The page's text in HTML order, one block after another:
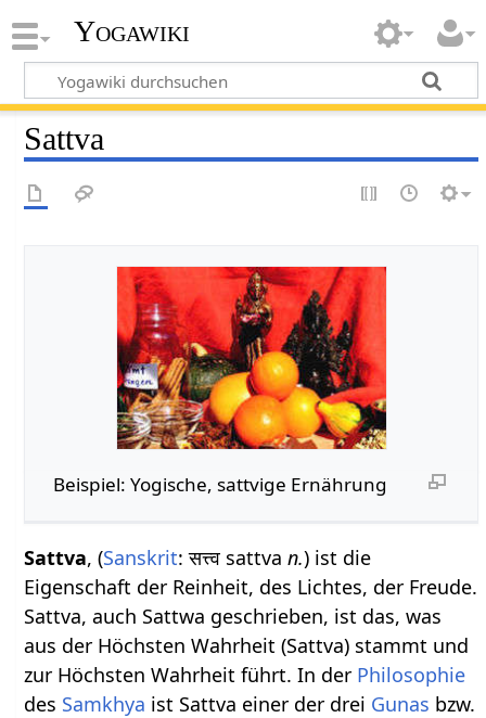
Yogawiki
Sattva
Beispiel: Yogische, sattvige Ernährung
Sattva, (Sanskrit: सत्त्व sattvan.) ist die
Eigenschaft der Reinheit, des Lichtes, der Freude.
Sattva, auch Sattwa geschrieben, ist das, was
aus der Höchsten Wahrheit (Sattva) stammt und
zur Höchsten Wahrheit führt. In der Philosophie
des Samkhya ist Sattva einer der drei Gunas bzw.